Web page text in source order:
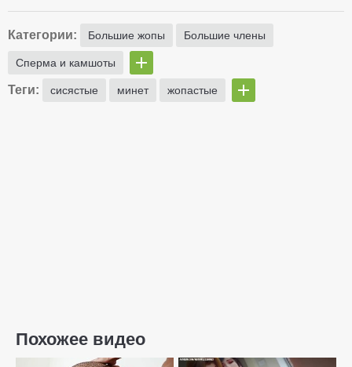
Категории: Большие жопы Большие члены
Сперма и камшоты
Теги: сисястые минет жопастые
Похожее видео